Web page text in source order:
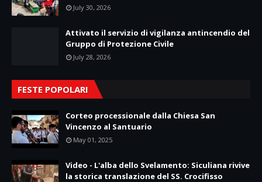
July 30, 2026
Attivato il servizio di vigilanza antincendio del
Gruppo di Protezione Civile
July 28, 2026
FESTE POPOLARI
Corteo processionale dalla Chiesa San
Vincenzo al Santuario
May 01, 2025
Video - L'alba dello Svelamento: Siculiana rivive
la storica translazione del SS. Crocifisso